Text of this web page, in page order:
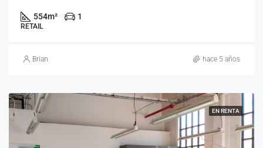
554m² 1
RETAIL
Brian hace 5 años
EN RENTA